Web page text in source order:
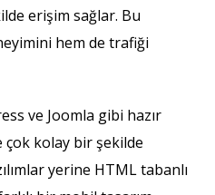
erişim sağlar. Bu
hem de trafiği
ve Joomla gibi hazır
çok kolay bir şekilde
yerine HTML tabanlı